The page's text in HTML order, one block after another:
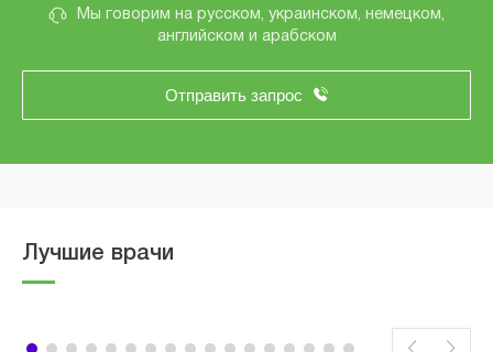
Мы говорим на русском, украинском, немецком,
английском и арабском
Отправить запрос
Лучшие врачи